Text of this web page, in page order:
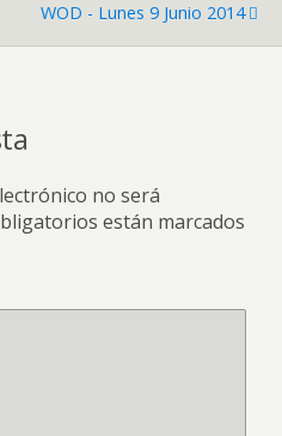
WOD - Lunes 9 Junio 2014
no será
están marcados